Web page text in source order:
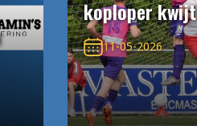
koploper kwijt
11-05-2026